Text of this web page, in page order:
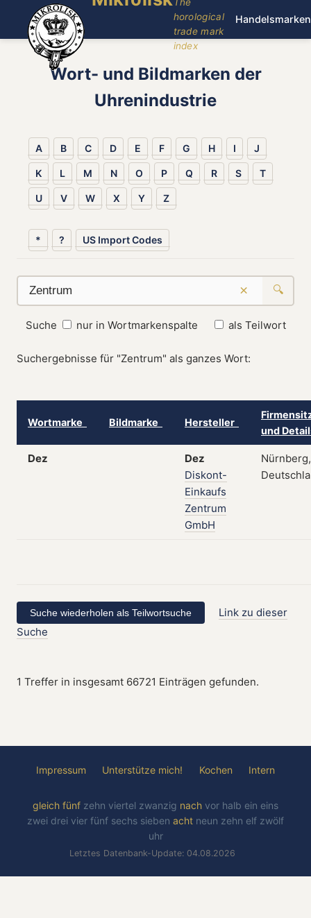
horological
trade mark
index
Handelsmarken
Wort- und Bildmarken der
Uhrenindustrie
A B C D E F G H I J
K L M N O P Q R S T
U V W X Y Z
* ? US Import Codes
× 🔍
Suche nur in Wortmarkenspalte als Teilwort
Suchergebnisse für "Zentrum" als ganzes Wort:
Wortmarke Bildmarke Hersteller
und
Dez
Dez
Diskont-
Einkaufs
Zentrum
GmbH
Nürnberg,
Link zu dieser
Suche
1 Treffer in insgesamt 66721 Einträgen gefunden.
Impressum Unterstütze mich! Kochen Intern
gleich fünf zehn viertel zwanzig nach vor halb ein eins
zwei drei vier fünf sechs sieben acht neun zehn elf zwölf
uhr
Letztes Datenbank-Update: 04.08.2026